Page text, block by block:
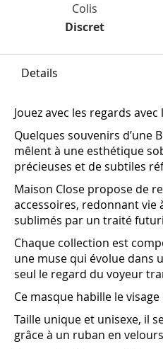
Colis
Discret
Details
Jouez avec les regards
Quelques souvenirs d’une
mêlent à une esthétique
précieuses et de subtiles
Maison Close propose de
accessoires, redonnant vie
sublimés par un traité
Chaque collection est
une muse qui évolue dans
seul le regard du voyeur
Ce masque habille le
Taille unique et unisexe, il
grâce à un ruban en